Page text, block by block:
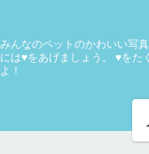
みんなのペットのかわいい写
には♥をあげましょう。 ♥をた
よ！